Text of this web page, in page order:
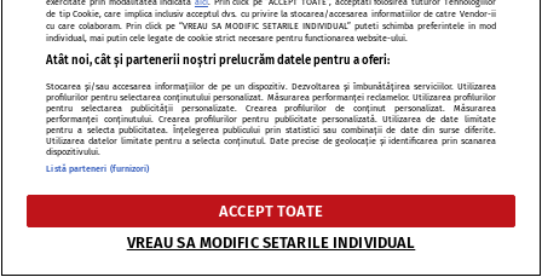
de tip Cookie, care implica inclusiv acceptul dvs. cu privire la stocarea/accesarea informatiilor de catre Vendor-ii
cu care colaboram. Prin click pe “VREAU SA MODIFIC SETARILE INDIVIDUAL” puteti schimba preferintele in mod
individual, mai putin cele legate de cookie strict necesare pentru functionarea website-ului.
Atât noi, cât și partenerii noștri prelucrăm datele pentru a oferi:
Stocarea și/sau accesarea informațiilor de pe un dispozitiv. Dezvoltarea și îmbunătățirea serviciilor. Utilizarea
profilurilor pentru selectarea conținutului personalizat. Măsurarea performanței reclamelor. Utilizarea profilurilor
pentru selectarea publicității personalizate. Crearea profilurilor de conținut personalizat. Măsurarea
performanței conținutului. Crearea profilurilor pentru publicitate personalizată. Utilizarea de date limitate
pentru a selecta publicitatea. Înțelegerea publicului prin statistici sau combinații de date din surse diferite.
Utilizarea datelor limitate pentru a selecta conținutul. Date precise de geolocație și identificarea prin scanarea
dispozitivului.
Listă parteneri (furnizori)
ACCEPT TOATE
VREAU SA MODIFIC SETARILE INDIVIDUAL